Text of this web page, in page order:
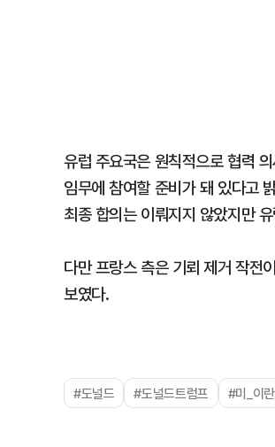
유럽 주요국은 원칙적으로 협력
임무에 참여할 준비가 돼 있다고
최종 합의는 이뤄지지 않았지만
다만 프랑스 측은 기뢰 제거 작전
보였다.
#도널드 #도널드트럼프 #미_이